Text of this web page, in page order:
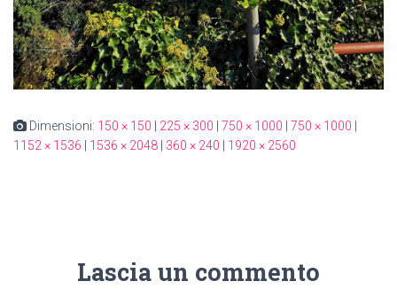
Dimensioni: 150 × 150 225 × 300 750 × 1000 750 × 1000
1152 × 1536
1536 × 2048 360 × 240 1920 × 2560
Lascia un commento